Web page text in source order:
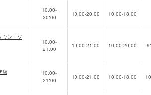
10:00-
20:00
10:00-20:00 10:00-18:00
ウン・ソ
10:00-
21:00
10:00-21:00 10:00-20:00
店
10:00-
21:00
10:00-21:00 10:00-18:00